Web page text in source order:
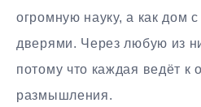
огромную науку, а как дом
дверями. Через любую из
потому что каждая ведёт к
размышления.